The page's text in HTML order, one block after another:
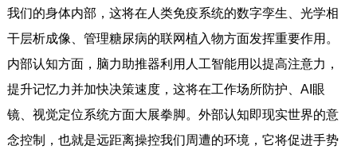
我们的身体内部，这将在人类免疫系统的数字孪生、光学相
干层析成像、管理糖尿病的联网植入物方面发挥重要作用。
内部认知方面，脑力助推器利用人工智能用以提高注意力，
提升记忆力并加快决策速度，这将在工作场所防护、AI眼
镜、视觉定位系统方面大展拳脚。外部认知即现实世界的意
念控制，也就是远距离操控我们周遭的环境，它将促进手势